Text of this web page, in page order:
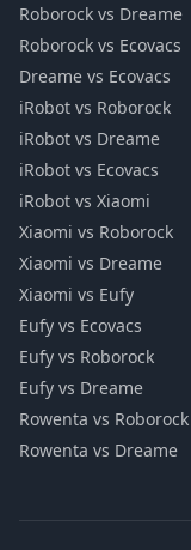
Roborock vs Dreame
Roborock vs Ecovacs
Dreame vs Ecovacs
iRobot vs Roborock
iRobot vs Dreame
iRobot vs Ecovacs
iRobot vs Xiaomi
Xiaomi vs Roborock
Xiaomi vs Dreame
Xiaomi vs Eufy
Eufy vs Ecovacs
Eufy vs Roborock
Eufy vs Dreame
Rowenta vs Roborock
Rowenta vs Dreame